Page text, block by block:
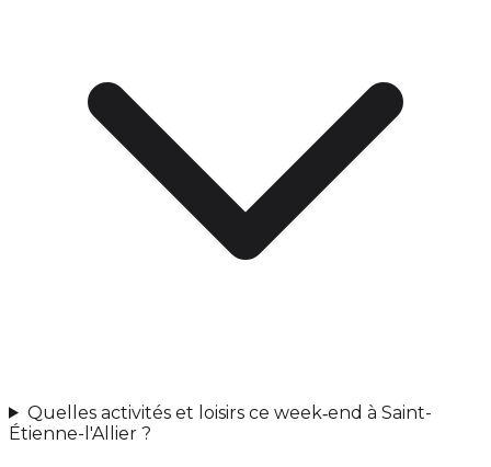
Quelles activités et loisirs ce week‑end à Saint-
Étienne-l'Allier ?